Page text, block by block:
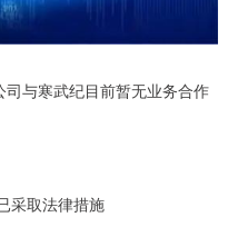
与寒武纪目前暂无业务合作
采取法律措施